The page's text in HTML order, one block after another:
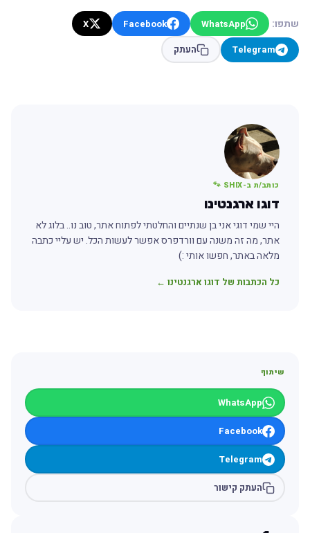
שתפו: WhatsApp
Facebook
X
Telegram
העתק
כותב/ת ב-SHIX 🐾
דוגו ארגנטינו
היי שמי דוגי אני בן שנתיים והחלטתי לפתוח אתר, טוב נו.. בלוג לא
אתר, מה זה משנה עם וורדפרס אפשר לעשות הכל. יש עליי כתבה
מלאה באתר, חפשו אותי :)
כל הכתבות של דוגו ארגנטינו ←
שיתוף
WhatsApp
Facebook
Telegram
העתק קישור